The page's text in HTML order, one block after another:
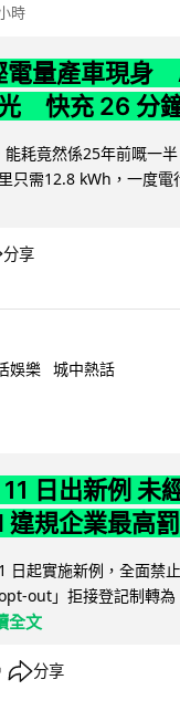
時
電量產車現身
快充 26 分
耗竟然係25年前嘅一
只需12.8 kWh，一度電
分享
娛樂 城中熱話
日出新例 未
違規企業最高
日起實施新例，全面禁
out」拒接登記制轉
全文
分享